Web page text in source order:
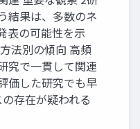
結果は、多数のネ
表の可能性を示
法別の傾向 高頻
究で一貫して関連
価した研究でも早
存在が疑われる